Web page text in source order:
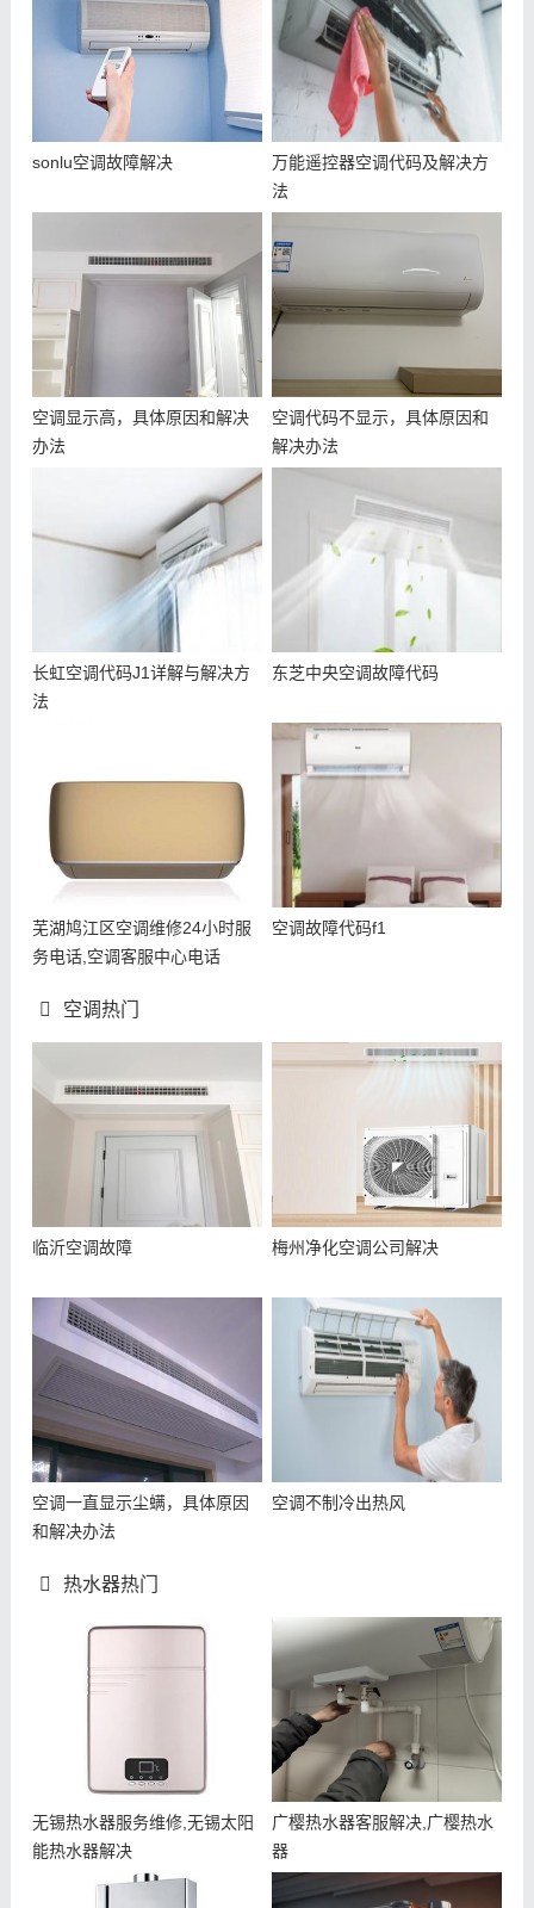
sonlu空调故障解决
万能遥控器空调代码及解决方
法
空调显示高，具体原因和解决
办法
空调代码不显示，具体原因和
解决办法
长虹空调代码J1详解与解决方
法
东芝中央空调故障代码
芜湖鸠江区空调维修24小时服
务电话,空调客服中心电话
空调故障代码f1
空调热门
临沂空调故障 梅州净化空调公司解决
空调一直显示尘螨，具体原因
和解决办法
空调不制冷出热风
热水器热门
无锡热水器服务维修,无锡太阳
能热水器解决
广樱热水器客服解决,广樱热水
器